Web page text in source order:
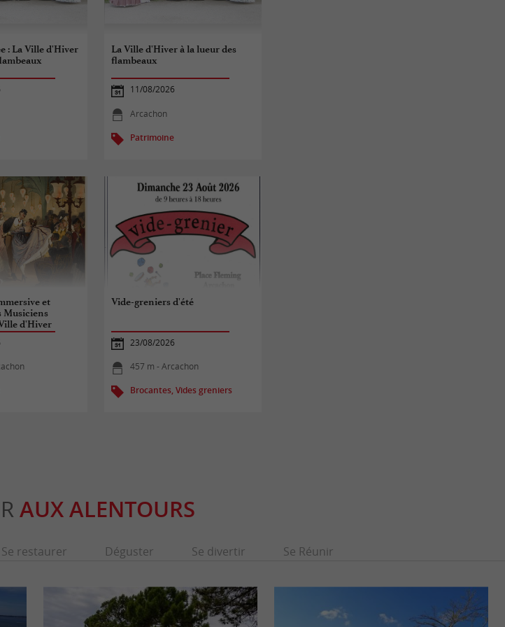
: La Ville d'Hiver
La Ville d'Hiver à la lueur des
flambeaux
11/08/2026
Arcachon
Patrimoine
et
Musiciens
d'Hiver
Impériale "
Vide-greniers d'été
23/08/2026
457 m - Arcachon
Brocantes, Vides greniers
AUX ALENTOURS
Se restaurer Déguster Se divertir Se Réunir